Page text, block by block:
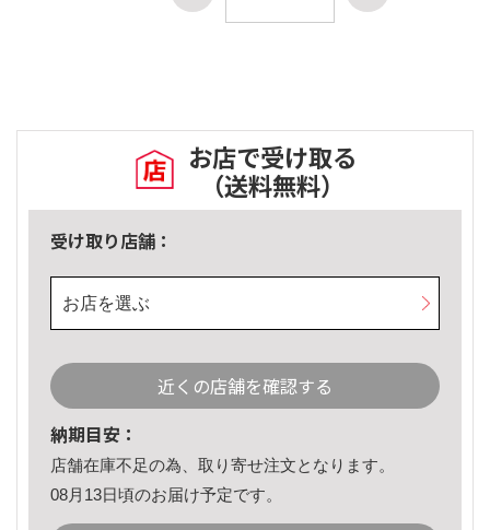
お店で受け取る
（送料無料）
受け取り店舗：
お店を選ぶ
近くの店舗を確認する
納期目安：
店舗在庫不足の為、取り寄せ注文となります。
08月13日頃のお届け予定です。